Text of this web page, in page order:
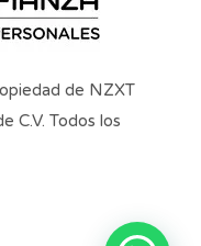
de NZXT
C.V. Todos los